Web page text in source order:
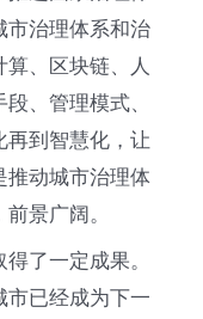
市治理体系和治
、区块链、人
、管理模式、
再到智慧化，让
推动城市治理体
景广阔。
了一定成果。
市已经成为下一